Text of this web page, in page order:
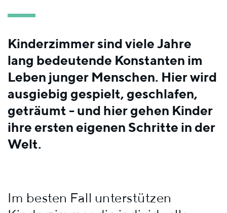
Kinderzimmer sind viele Jahre
lang bedeutende Konstanten im
Leben junger Menschen. Hier wird
ausgiebig gespielt, geschlafen,
geträumt - und hier gehen Kinder
ihre ersten eigenen Schritte in der
Welt.
Im besten Fall unterstützen